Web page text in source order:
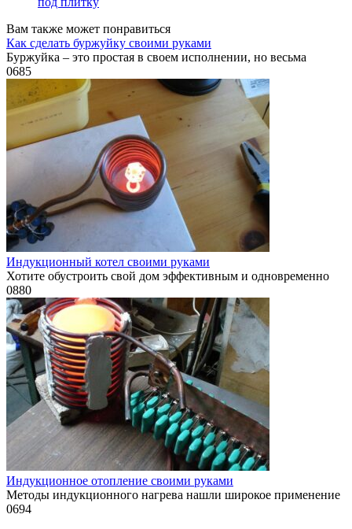
Вам также может понравиться
Как сделать буржуйку своими руками
Буржуйка – это простая в своем исполнении, но весьма
0685
Индукционный котел своими руками
Хотите обустроить свой дом эффективным и одновременно
0880
Индукционное отопление своими руками
Методы индукционного нагрева нашли широкое применение
0694